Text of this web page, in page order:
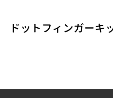
ドットフィンガーキ